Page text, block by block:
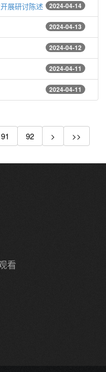
2024-04-14
展研讨陈述
2024-04-13
2024-04-12
2024-04-11
2024-04-11
91 92 > >>
看